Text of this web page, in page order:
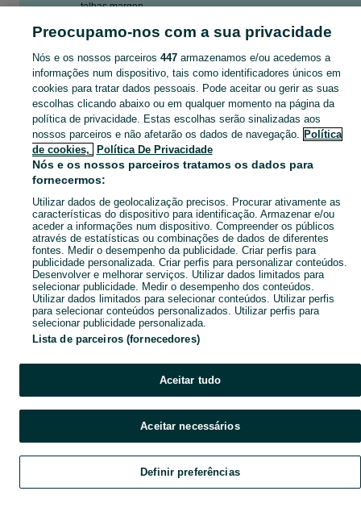
telhas margon
Mostrar Mais
Encontre as melhores ofertas em Telhas e Tijolos no OLX Portugal. Explore anúncios atualizados diariamente, compre e venda grátis na sua categoria favorita! Mostrar
Mapa do site
Mapa das freguesias
Mapa de mini-sites
Pesquisas populares
Explorar Favoritos Vender Chat Conta
Preocupamo-nos com a sua privacidade
Nós e os nossos parceiros 447armazenamos e/ou acedemos a
informações num dispositivo, tais como identificadores únicos em
cookies para tratar dados pessoais. Pode aceitar ou gerir as suas
escolhas clicando abaixo ou em qualquer momento na página da
política de privacidade. Estas escolhas serão sinalizadas aos
nossos parceiros e não afetarão os dados de navegação. Política
de cookies,
Política De Privacidade
Nós e os nossos parceiros tratamos os dados para
fornecermos:
Utilizar dados de geolocalização precisos. Procurar ativamente as
características do dispositivo para identificação. Armazenar e/ou
aceder a informações num dispositivo. Compreender os públicos
através de estatísticas ou combinações de dados de diferentes
fontes. Medir o desempenho da publicidade. Criar perfis para
publicidade personalizada. Criar perfis para personalizar conteúdos.
Desenvolver e melhorar serviços. Utilizar dados limitados para
selecionar publicidade. Medir o desempenho dos conteúdos.
Utilizar dados limitados para selecionar conteúdos. Utilizar perfis
para selecionar conteúdos personalizados. Utilizar perfis para
selecionar publicidade personalizada.
Lista de parceiros (fornecedores)
Aceitar tudo
Aceitar necessários
Definir preferências